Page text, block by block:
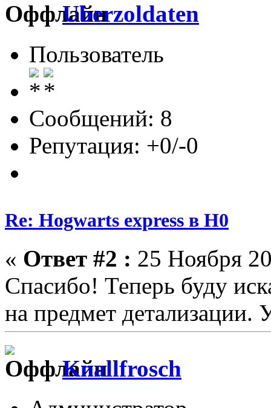
Uberzoldaten
Пользователь
Сообщений: 8
Репутация: +0/-0
Re: Hogwarts express в H0
« Ответ #2 : 25 Ноября
Спасибо! Теперь буду
на предмет детализации.
Knallfrosch